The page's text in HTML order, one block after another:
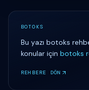
BOTOKS
Bu yazı botoks
konular için botoks
REHBERE DÖN